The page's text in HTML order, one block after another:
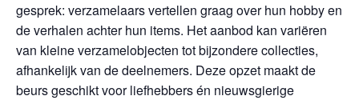
gesprek: verzamelaars vertellen graag over hun hobby en
de verhalen achter hun items. Het aanbod kan variëren
van kleine verzamelobjecten tot bijzondere collecties,
afhankelijk van de deelnemers. Deze opzet maakt de
beurs geschikt voor liefhebbers én nieuwsgierige